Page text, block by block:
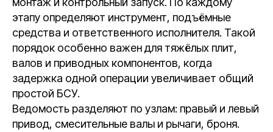
этапу определяют инструмент, подъёмные
средства и ответственного исполнителя. Такой
порядок особенно важен для тяжёлых плит,
валов и приводных компонентов, когда
задержка одной операции увеличивает общий
простой БСУ.
Ведомость разделяют по узлам: правый и левый
привод, смесительные валы и рычаги, броня.